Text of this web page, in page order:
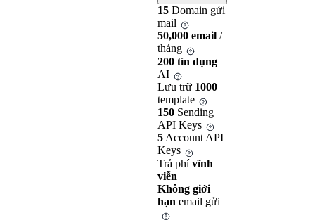
15 Domain gửi
mail
50,000 email /
tháng
200 tín dụng
AI
Lưu trữ 1000
template
150 Sending
API Keys
5Account API
Keys
Trả phívĩnh
viễn
Không giới
hạn email gửi